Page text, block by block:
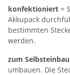
konfektioniert =
Akkupack
bestimmten
werden.
zum Selbsteinbau
umbauen. Die